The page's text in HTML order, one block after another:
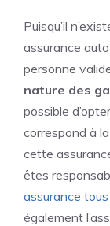
Puisqu’il
assurance
personne
nature des
possible
correspond à
cette
êtes
assurance
également